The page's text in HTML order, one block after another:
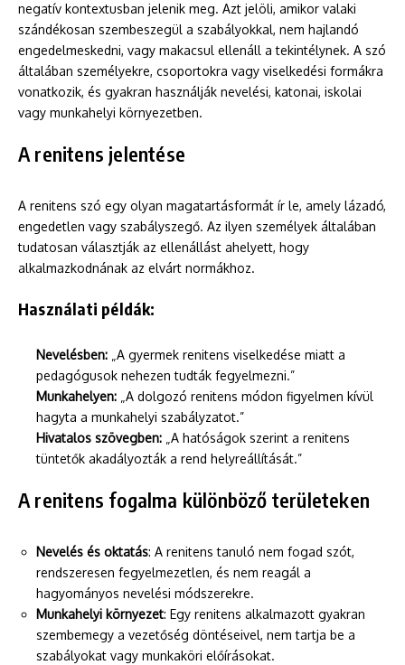
negatív kontextusban jelenik meg. Azt jelöli, amikor valaki
szándékosan szembeszegül a szabályokkal, nem hajlandó
engedelmeskedni, vagy makacsul ellenáll a tekintélynek. A szó
általában személyekre, csoportokra vagy viselkedési formákra
vonatkozik, és gyakran használják nevelési, katonai, iskolai
vagy munkahelyi környezetben.
A renitens jelentése
A renitens szó egy olyan magatartásformát ír le, amely lázadó,
engedetlen vagy szabályszegő. Az ilyen személyek általában
tudatosan választják az ellenállást ahelyett, hogy
alkalmazkodnának az elvárt normákhoz.
Használati példák:
Nevelésben: „A gyermek renitens viselkedése miatt a
pedagógusok nehezen tudták fegyelmezni.”
Munkahelyen: „A dolgozó renitens módon figyelmen kívül
hagyta a munkahelyi szabályzatot.”
Hivatalos szövegben: „A hatóságok szerint a renitens
tüntetők akadályozták a rend helyreállítását.”
A renitens fogalma különböző területeken
Nevelés és oktatás: A renitens tanuló nem fogad szót,
rendszeresen fegyelmezetlen, és nem reagál a
hagyományos nevelési módszerekre.
Munkahelyi környezet: Egy renitens alkalmazott gyakran
szembemegy a vezetőség döntéseivel, nem tartja be a
szabályokat vagy munkaköri előírásokat.